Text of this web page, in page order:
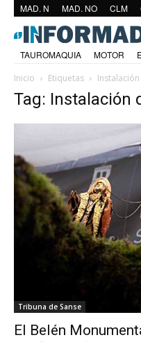
MAD. N MAD. NO CLM
TAUROMAQUIA MOTOR
Inicio
Etiquetas
Tag: Instalación
Tribuna de Sanse
El Belén